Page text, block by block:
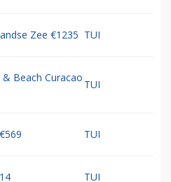
Zee €1235 TUI
Beach Curacao
TUI
TUI
TUI